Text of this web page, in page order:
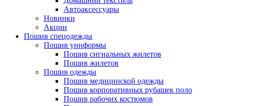
Автоаксессуары
Новинки
Акции
Пошив спецодежды
Пошив униформы
Пошив сигнальных жилетов
Пошив жилетов
Пошив одежды
Пошив медицинской одежды
Пошив корпоративных рубашек поло
Пошив рабочих костюмов